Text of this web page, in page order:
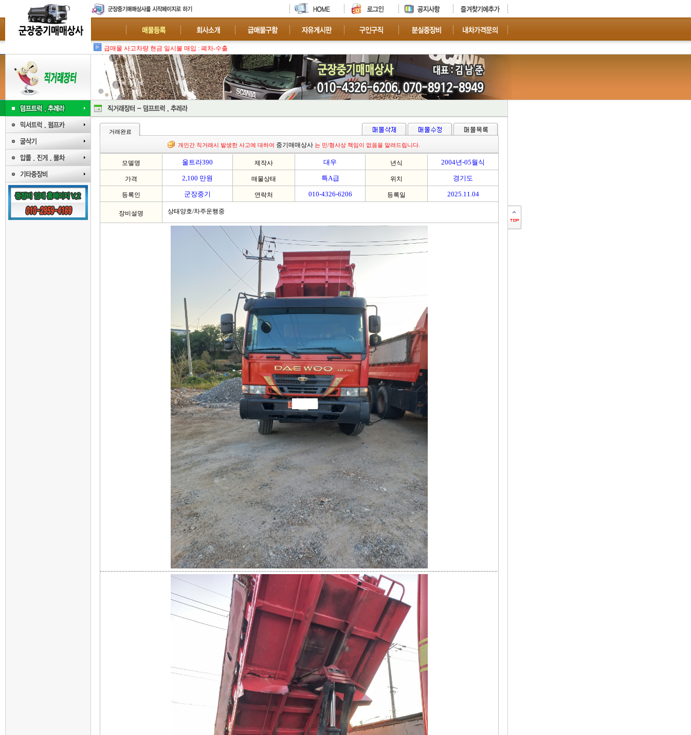
급매물 사고차량 현금 일시불 매입 : 폐차-수출차량 문의 환영 합니다.
거래완료
개인간 직거래시 발생한 사고에 대하여 중기매매상사 는 민/형사상 책임이 없음을 알려드립니다.
모델명 울트라390 제작사 대우 년식 2004년-05월식
가격 2,100 만원 매물상태 특A급 위치 경기도
등록인 군장중기 연락처 010-4326-6206 등록일 2025.11.04
장비설명 상태양호/차주운행중